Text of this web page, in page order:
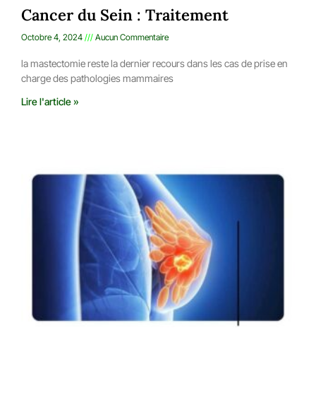
Cancer du Sein : Traitement
Octobre 4, 2024 Aucun Commentaire
la mastectomie reste la dernier recours dans les cas de prise en
charge des pathologies mammaires
Lire l'article »